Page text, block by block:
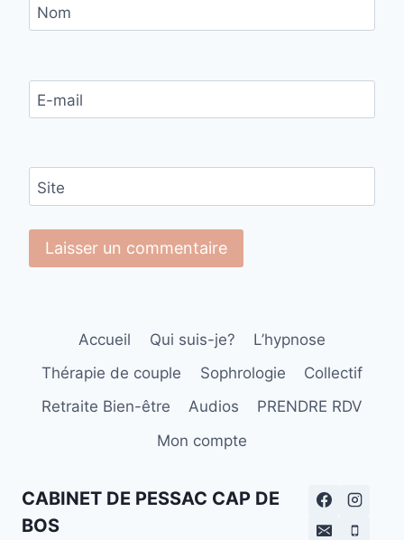
Nom
E-mail
Site
Accueil Qui suis-je?
L’hypnose
Thérapie de couple
Sophrologie
Collectif
Retraite Bien-être
Audios
PRENDRE RDV
Mon compte
CABINET DE PESSAC CAP DE
BOS